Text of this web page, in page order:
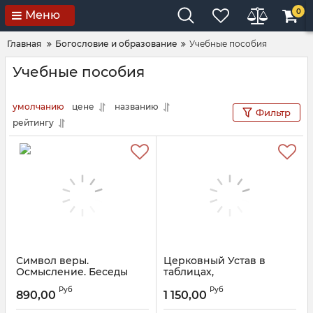
Меню 0
Главная Богословие и образование Учебные пособия
Учебные пособия
умолчанию цене
названию
рейтингу
Фильтр
Символ веры.
Осмысление. Беседы
современного
священника.
890,00 Руб
Церковный Устав в
таблицах,
показывающий весь
порядок Церковных
1 150,00 Руб